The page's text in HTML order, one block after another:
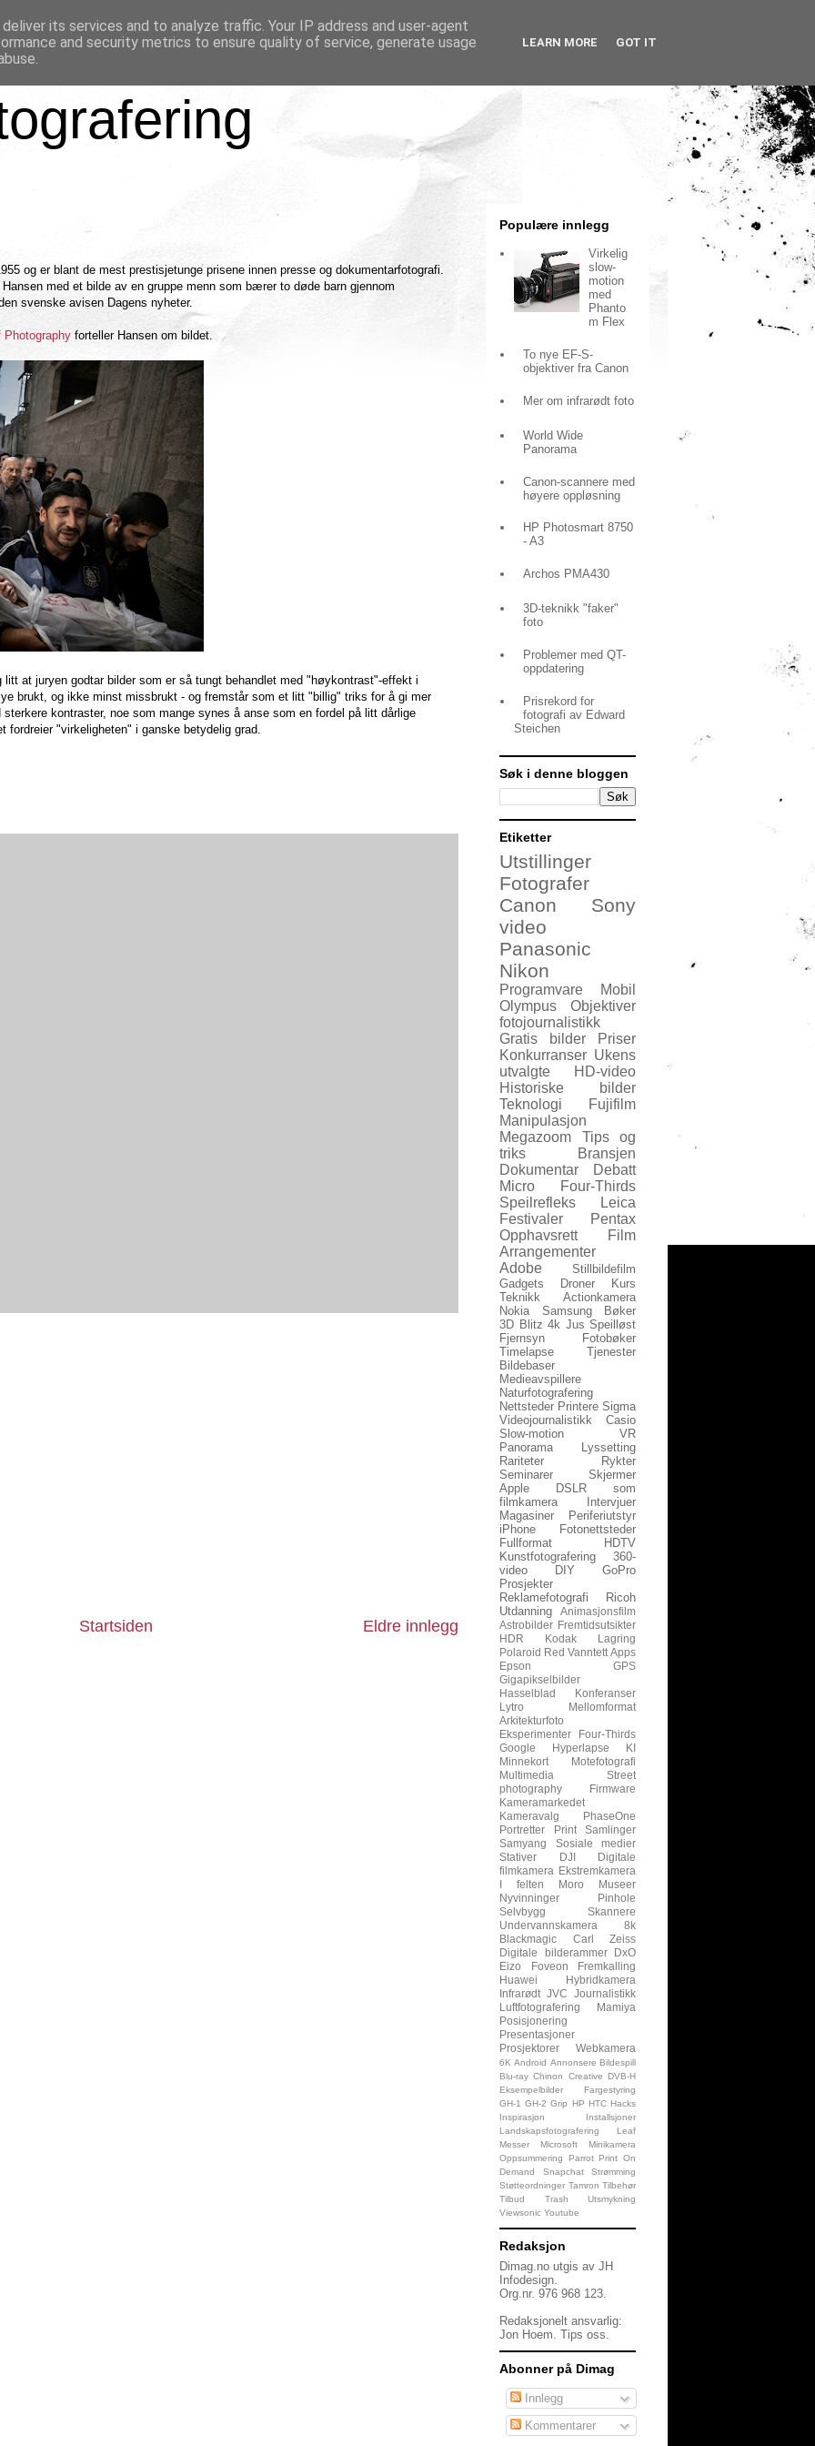
og er blant de mest prestisjetunge prisene innen presse og dokumentarfotografi.
med et bilde av en gruppe menn som bærer to døde barn gjennom
svenske avisen Dagens nyheter.
Photography forteller Hansen om bildet.
at juryen godtar bilder som er så tungt behandlet med "høykontrast"-effekt i
brukt, og ikke minst missbrukt - og fremstår som et litt "billig" triks for å gi mer
kontraster, noe som mange synes å anse som en fordel på litt dårlige
fordreier "virkeligheten" i ganske betydelig grad.
Eldre innlegg
Startsiden
Populære innlegg
Virkelig
slow-
motion
med
Phanto
m Flex
To nye EF-S-
objektiver fra Canon
Mer om infrarødt foto
World Wide
Panorama
Canon-scannere med
høyere oppløsning
HP Photosmart 8750
- A3
Archos PMA430
3D-teknikk "faker"
foto
Problemer med QT-
oppdatering
Prisrekord for
fotografi av Edward
Steichen
Søk i denne bloggen
Etiketter
Utstillinger
Fotografer
Canon
Sony
video
Panasonic
Nikon
Programvare
Mobil
Olympus
Objektiver
fotojournalistikk
Gratis bilder
Priser
Konkurranser Ukens
utvalgte
HD-video
Historiske bilder
Teknologi
Fujifilm
Manipulasjon
Megazoom
Tips og
triks
Bransjen
Dokumentar
Debatt
Micro Four-Thirds
Speilrefleks
Leica
Festivaler
Pentax
Opphavsrett
Film
Arrangementer
Adobe
Stillbildefilm
Gadgets
Droner
Kurs
Teknikk
Actionkamera
Nokia
Samsung
Bøker
3D Blitz 4k Jus Speilløst
Fjernsyn
Fotobøker
Timelapse
Tjenester
Bildebaser
Medieavspillere
Naturfotografering
Nettsteder Printere Sigma
Videojournalistikk
Casio
Slow-motion
VR
Panorama
Lyssetting
Rariteter
Rykter
Seminarer
Skjermer
Apple
DSLR som
filmkamera
Intervjuer
Magasiner
Periferiutstyr
iPhone
Fotonettsteder
Fullformat
HDTV
Kunstfotografering
360-
video
DIY
GoPro
Prosjekter
Reklamefotografi
Ricoh
Utdanning
Animasjonsfilm
Astrobilder Fremtidsutsikter
HDR
Kodak
Lagring
Polaroid Red Vanntett Apps
Epson
GPS
Gigapikselbilder
Hasselblad
Konferanser
Lytro
Mellomformat
Arkitekturfoto
Eksperimenter
Four-Thirds
Google
Hyperlapse
KI
Minnekort
Motefotografi
Multimedia
Street
photography
Firmware
Kameramarkedet
Kameravalg
PhaseOne
Portretter
Print
Samlinger
Samyang
Sosiale medier
Stativer
DJI
Digitale
filmkamera Ekstremkamera
I felten
Moro
Museer
Nyvinninger
Pinhole
Selvbygg
Skannere
Undervannskamera
8k
Blackmagic
Carl Zeiss
Digitale bilderammer
DxO
Eizo
Foveon
Fremkalling
Huawei
Hybridkamera
Infrarødt JVC
Journalistikk
Luftfotografering
Mamiya
Posisjonering
Presentasjoner
Prosjektorer
Webkamera
6K Android Annonsere Bildespill
Blu-ray Chinon Creative
DVB-H
Eksempelbilder
Fargestyring
GH-1 GH-2 Grip HP HTC Hacks
Inspirasjon
Installsjoner
Landskapsfotografering
Leaf
Messer
Microsoft
Minikamera
Oppsummering
Parrot Print On
Demand
Snapchat
Strømming
Støtteordninger Tamron Tilbehør
Tilbud
Trash
Utsmykning
Viewsonic Youtube
Redaksjon
Dimag.no utgis av JH
Infodesign.
Org.nr. 976 968 123.
Redaksjonelt ansvarlig:
Jon Hoem. Tips oss
Abonner på Dimag
Innlegg
Kommentarer
its services and to analyze traffic. Your IP address and user-agent
and security metrics to ensure quality of service, generate usage
LEARN MORE GOT IT